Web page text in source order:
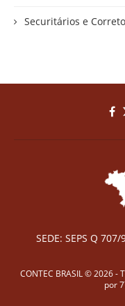
Securitários e
SEDE: SEPS Q
CONTEC BRASIL © 2026
por